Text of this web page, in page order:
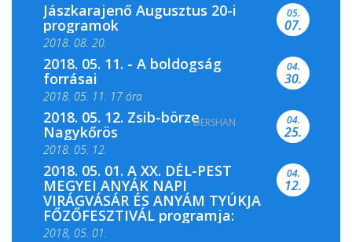
Jászkarajenő Augusztus 20-i
programok
2018. 08. 20.
05.
07.
2018. 05. 11. - A boldogság
forrásai
2018. 05. 11. 17 óra
2018. 05. 11. 19 óra
04.
30.
2018. 05. 12. Zsib-börze
Nagykőrös
2018. 05. 12.
04.
25.
2018. 05. 01. A XX. DÉL-PEST
MEGYEI ANYÁK NAPI
VIRÁGVÁSÁR ÉS ANYÁM TYÚKJA
FŐZŐFESZTIVÁL programja:
2018, 05. 01.
04.
12.
DERSHAN